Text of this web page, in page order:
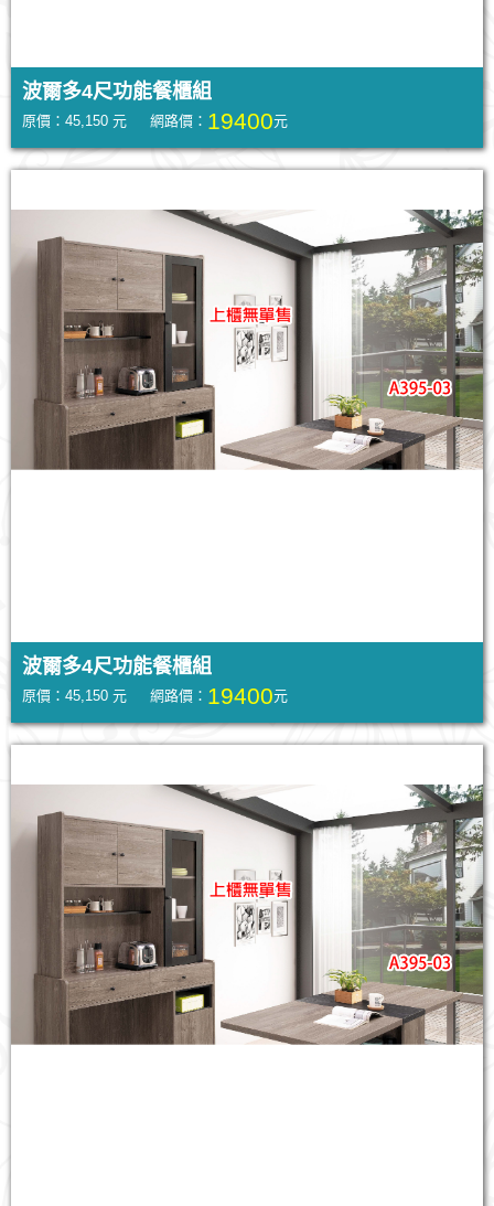
波爾多4尺功能餐櫃組
原價：45,150 元 網路價： 19400元
波爾多4尺功能餐櫃組
原價：45,150 元 網路價： 19400元